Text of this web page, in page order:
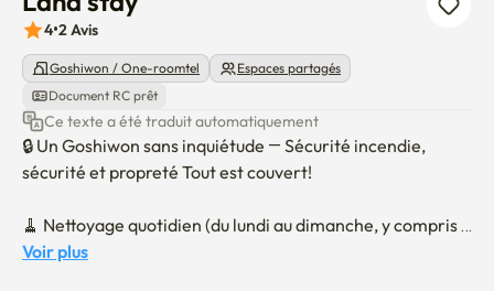
4•2Avis
Goshiwon / One-roomtel
Espaces partagés
Document RC prêt
Ce texte a été traduit automatiquement
🔒 Un Goshiwon sans inquiétude — Sécurité incendie,
sécurité et propreté Tout est couvert!
🧹 Nettoyage quotidien (du lundi au dimanche, y compris
les jours fériés!)
Voir plus